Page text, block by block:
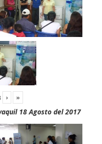
› »
18 Agosto del 2017